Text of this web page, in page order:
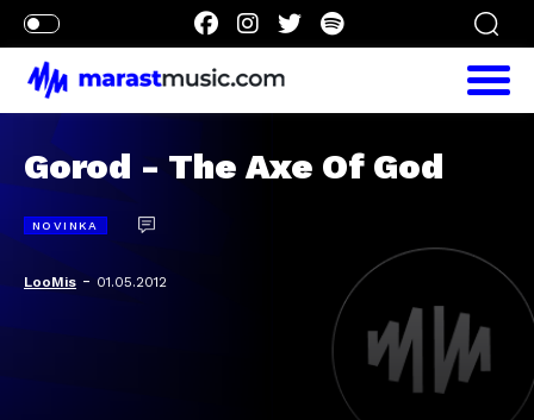
Gorod - The Axe Of God
NOVINKA
LooMis - 01.05.2012